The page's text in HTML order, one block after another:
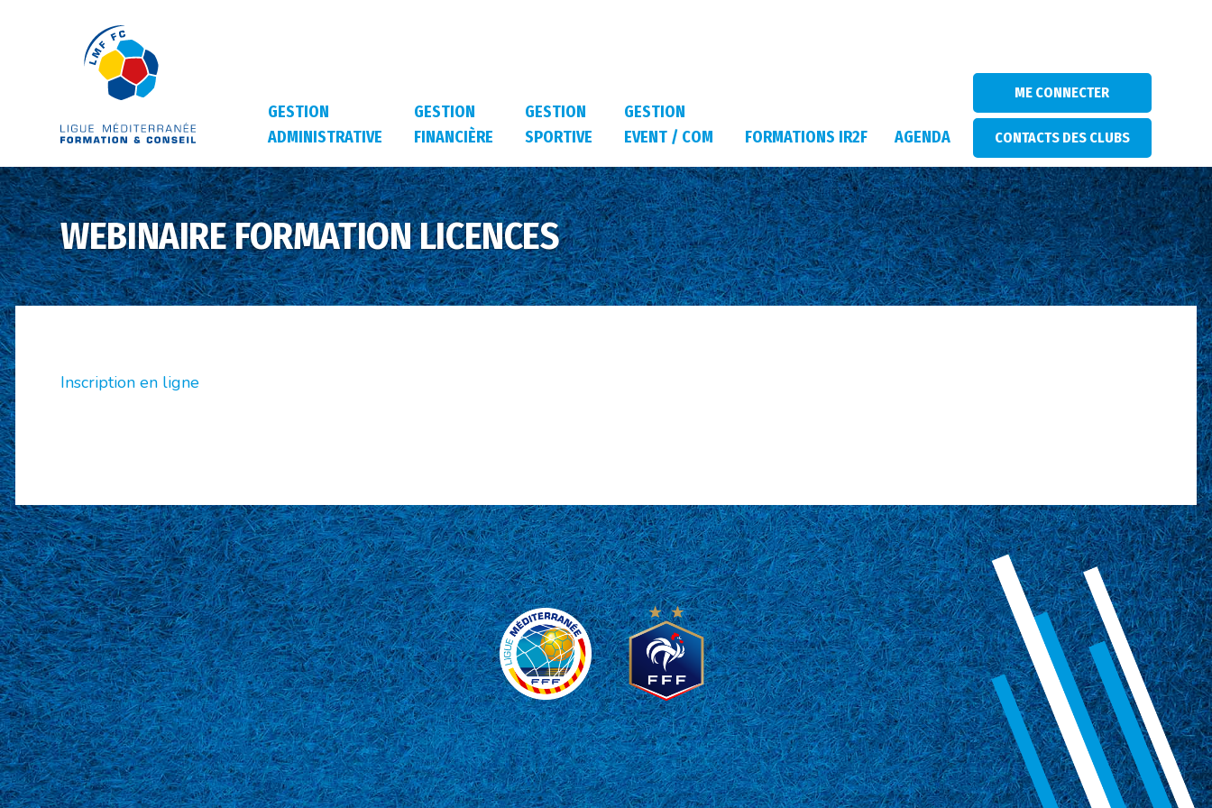
GESTION
ADMINISTRATIVE
GESTION
FINANCIÈRE
GESTION
SPORTIVE
GESTION
EVENT / COM
FORMATIONS IR2F AGENDA
ME CONNECTER
CONTACTS DES CLUBS
WEBINAIRE FORMATION LICENCES
Inscription en ligne